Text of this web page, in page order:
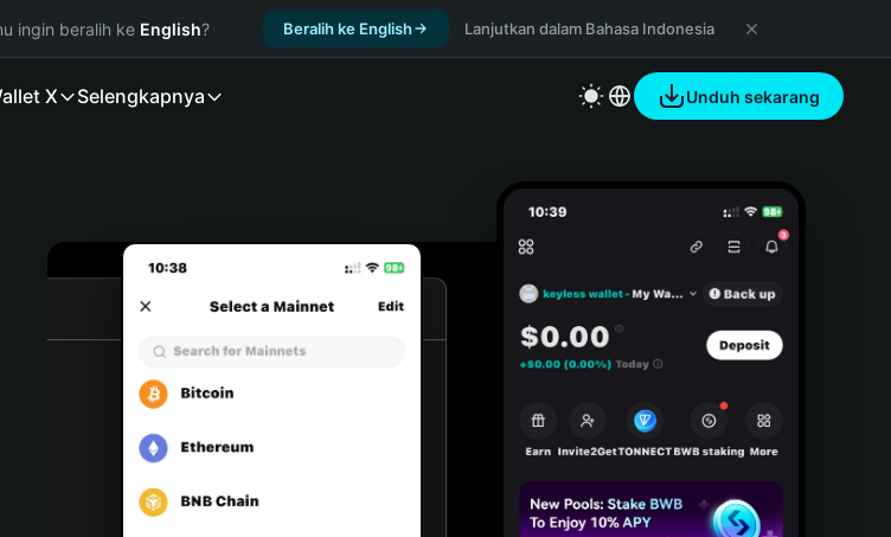
ingin beralih ke English? Beralih ke English Lanjutkan dalam Bahasa Indonesia
X Selengkapnya Unduh sekarang